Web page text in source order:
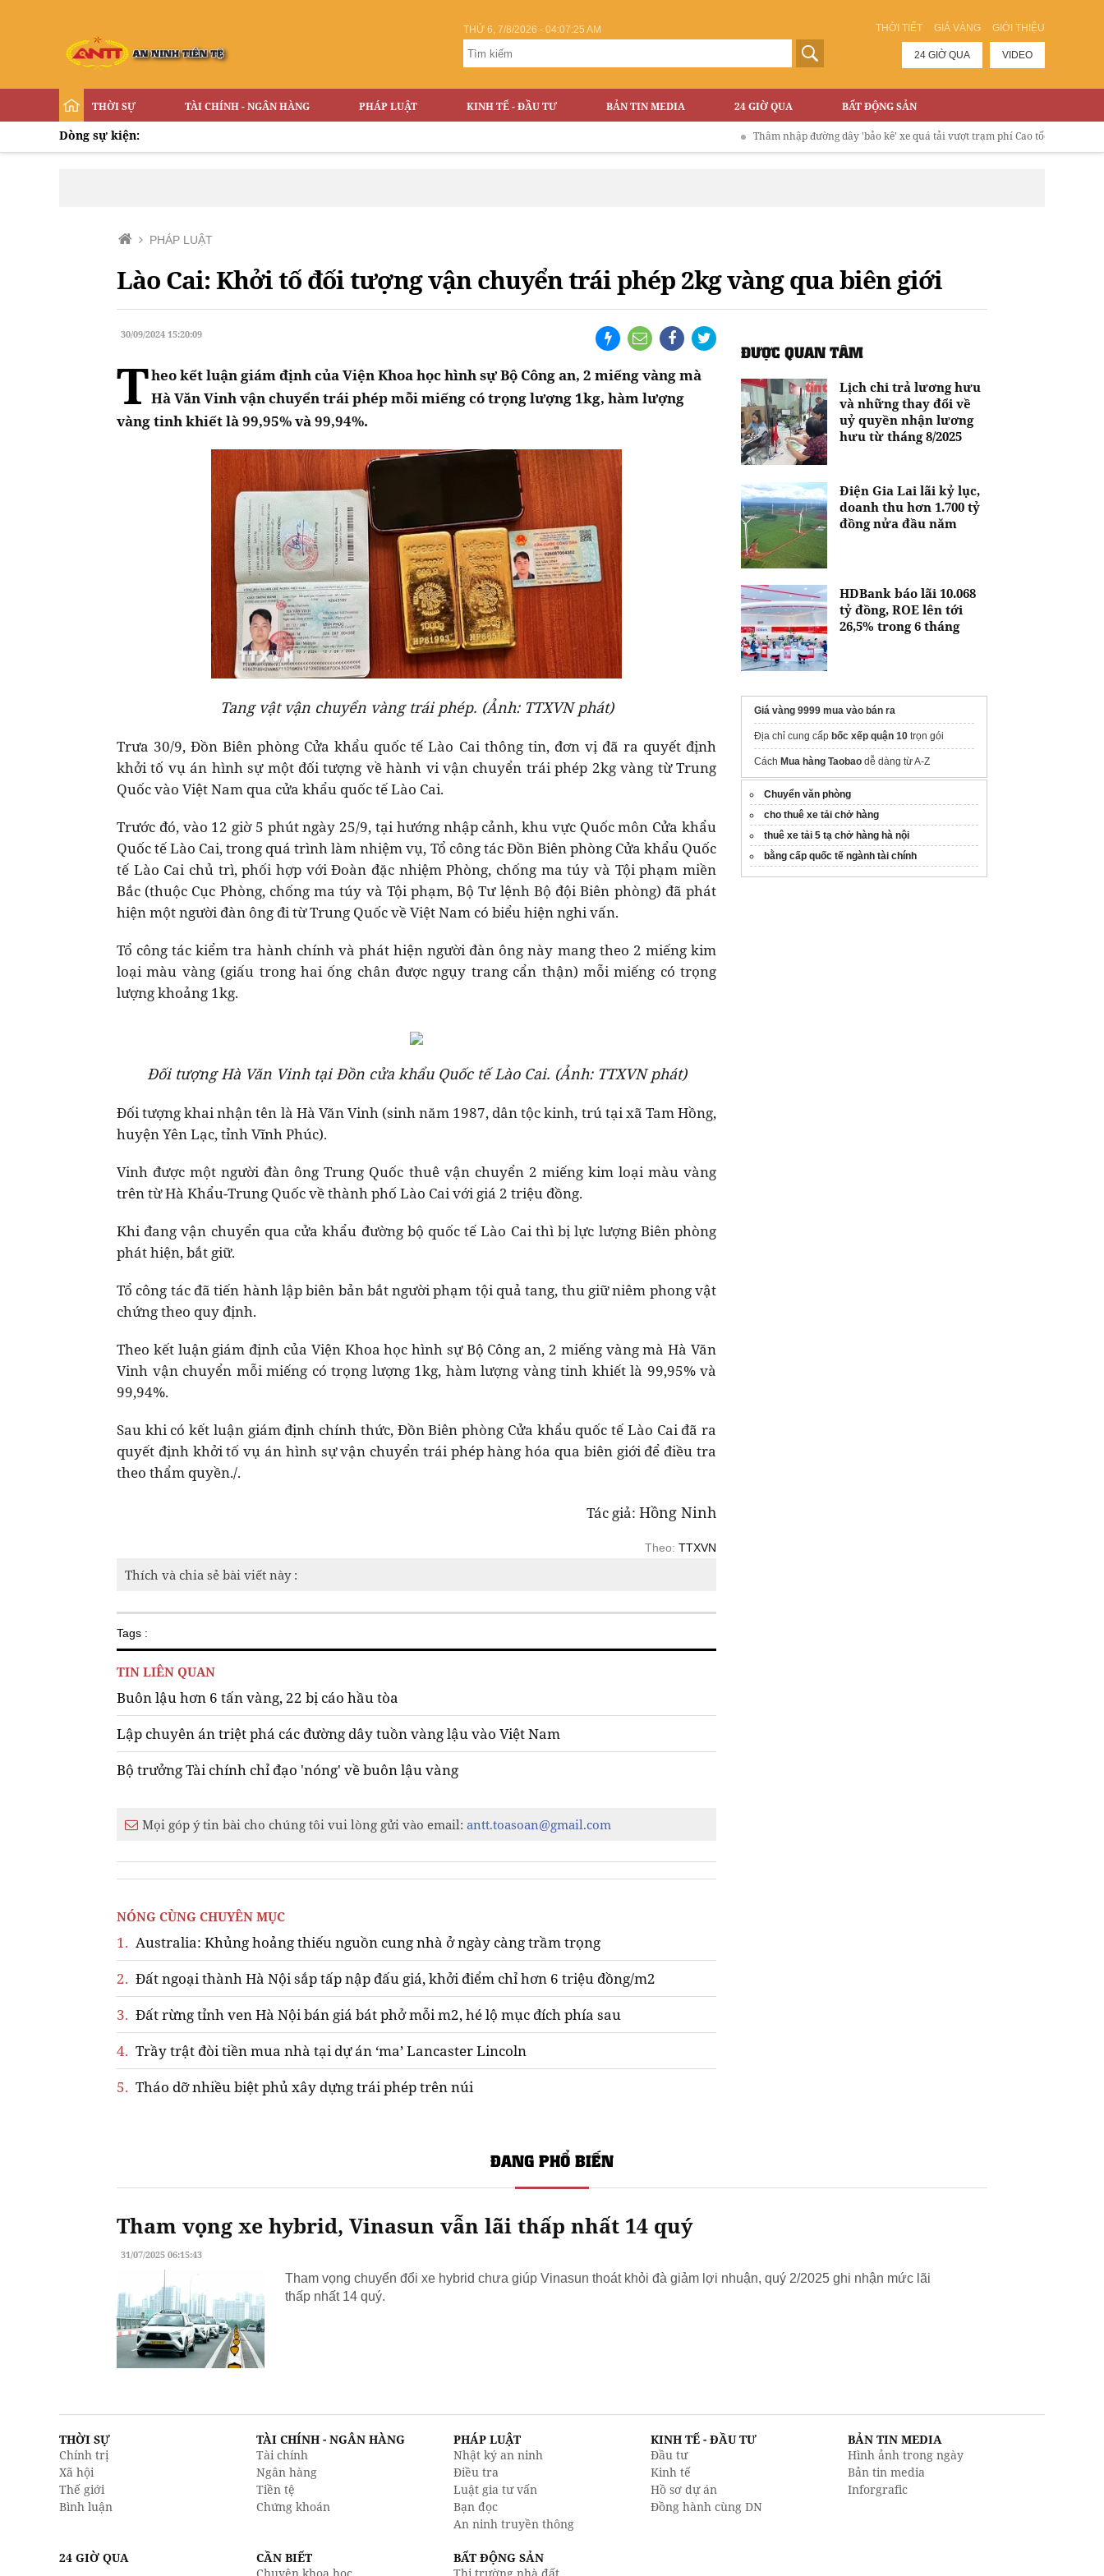
THỜI TIẾT GIÁ VÀNG GIỚI THIỆU
THỨ 6, 7/8/2026 - 04:07:26 AM
24 GIỜ QUA VIDEO
THỜI SỰ TÀI CHÍNH - NGÂN HÀNG PHÁP LUẬT KINH TẾ - ĐẦU TƯ BẢN TIN MEDIA 24 GIỜ QUA BẤT ĐỘNG SẢN
Dòng sự kiện: Thâm nhập đường dây 'bảo kê' xe quá tải vượt trạm phí Cao tốc Hà Nội - Lào Cai
PHÁP LUẬT
Lào Cai: Khởi tố đối tượng vận chuyển trái phép 2kg vàng qua biên giới
30/09/2024 15:20:09
Theo kết luận giám định của Viện Khoa học hình sự Bộ Công an, 2 miếng vàng mà
Hà Văn Vinh vận chuyển trái phép mỗi miếng có trọng lượng 1kg, hàm lượng
vàng tinh khiết là 99,95% và 99,94%.
Tang vật vận chuyển vàng trái phép. (Ảnh: TTXVN phát)
Trưa 30/9, Đồn Biên phòng Cửa khẩu quốc tế Lào Cai thông tin, đơn vị đã ra quyết định
khởi tố vụ án hình sự một đối tượng về hành vi vận chuyển trái phép 2kg vàng từ Trung
Quốc vào Việt Nam qua cửa khẩu quốc tế Lào Cai.
Trước đó, vào 12 giờ 5 phút ngày 25/9, tại hướng nhập cảnh, khu vực Quốc môn Cửa khẩu
Quốc tế Lào Cai, trong quá trình làm nhiệm vụ, Tổ công tác Đồn Biên phòng Cửa khẩu Quốc
tế Lào Cai chủ trì, phối hợp với Đoàn đặc nhiệm Phòng, chống ma túy và Tội phạm miền
Bắc (thuộc Cục Phòng, chống ma túy và Tội phạm, Bộ Tư lệnh Bộ đội Biên phòng) đã phát
hiện một người đàn ông đi từ Trung Quốc về Việt Nam có biểu hiện nghi vấn.
Tổ công tác kiểm tra hành chính và phát hiện người đàn ông này mang theo 2 miếng kim
loại màu vàng (giấu trong hai ống chân được ngụy trang cẩn thận) mỗi miếng có trọng
lượng khoảng 1kg.
Đối tượng Hà Văn Vinh tại Đồn cửa khẩu Quốc tế Lào Cai. (Ảnh: TTXVN phát)
Đối tượng khai nhận tên là Hà Văn Vinh (sinh năm 1987, dân tộc kinh, trú tại xã Tam Hồng,
huyện Yên Lạc, tỉnh Vĩnh Phúc).
Vinh được một người đàn ông Trung Quốc thuê vận chuyển 2 miếng kim loại màu vàng
trên từ Hà Khẩu-Trung Quốc về thành phố Lào Cai với giá 2 triệu đồng.
Khi đang vận chuyển qua cửa khẩu đường bộ quốc tế Lào Cai thì bị lực lượng Biên phòng
phát hiện, bắt giữ.
Tổ công tác đã tiến hành lập biên bản bắt người phạm tội quả tang, thu giữ niêm phong vật
chứng theo quy định.
Theo kết luận giám định của Viện Khoa học hình sự Bộ Công an, 2 miếng vàng mà Hà Văn
Vinh vận chuyển mỗi miếng có trọng lượng 1kg, hàm lượng vàng tinh khiết là 99,95% và
99,94%.
Sau khi có kết luận giám định chính thức, Đồn Biên phòng Cửa khẩu quốc tế Lào Cai đã ra
quyết định khởi tố vụ án hình sự vận chuyển trái phép hàng hóa qua biên giới để điều tra
theo thẩm quyền./.
Tác giả: Hồng Ninh
Theo: TTXVN
Thích và chia sẻ bài viết này :
Tags :
TIN LIÊN QUAN
Buôn lậu hơn 6 tấn vàng, 22 bị cáo hầu tòa
Lập chuyên án triệt phá các đường dây tuồn vàng lậu vào Việt Nam
Bộ trưởng Tài chính chỉ đạo 'nóng' về buôn lậu vàng
Mọi góp ý tin bài cho chúng tôi vui lòng gửi vào email: antt.toasoan@gmail.com
NÓNG CÙNG CHUYÊN MỤC
1. Australia: Khủng hoảng thiếu nguồn cung nhà ở ngày càng trầm trọng
2. Đất ngoại thành Hà Nội sắp tấp nập đấu giá, khởi điểm chỉ hơn 6 triệu đồng/m2
3. Đất rừng tỉnh ven Hà Nội bán giá bát phở mỗi m2, hé lộ mục đích phía sau
4. Trầy trật đòi tiền mua nhà tại dự án ‘ma’ Lancaster Lincoln
5. Tháo dỡ nhiều biệt phủ xây dựng trái phép trên núi
ĐƯỢC QUAN TÂM
Lịch chi trả lương hưu
và những thay đổi về
uỷ quyền nhận lương
hưu từ tháng 8/2025
Điện Gia Lai lãi kỷ lục,
doanh thu hơn 1.700 tỷ
đồng nửa đầu năm
HDBank báo lãi 10.068
tỷ đồng, ROE lên tới
26,5% trong 6 tháng
Giá vàng 9999 mua vào bán ra
Địa chỉ cung cấp bốc xếp quận 10 trọn gói
Cách Mua hàng Taobao dễ dàng từ A-Z
Chuyển văn phòng
cho thuê xe tải chở hàng
thuê xe tải 5 tạ chở hàng hà nội
bằng cấp quốc tế ngành tài chính
ĐANG PHỔ BIẾN
Tham vọng xe hybrid, Vinasun vẫn lãi thấp nhất 14 quý
31/07/2025 06:15:43
Tham vọng chuyển đổi xe hybrid chưa giúp Vinasun thoát khỏi đà giảm lợi nhuận, quý 2/2025 ghi nhận mức lãi
thấp nhất 14 quý.
THỜI SỰ
Chính trị
Xã hội
Thế giới
Bình luận
TÀI CHÍNH - NGÂN HÀNG
Tài chính
Ngân hàng
Tiền tệ
Chứng khoán
PHÁP LUẬT
Nhật ký an ninh
Điều tra
Luật gia tư vấn
Bạn đọc
An ninh truyền thông
KINH TẾ - ĐẦU TƯ
Đầu tư
Kinh tế
Hồ sơ dự án
Đồng hành cùng DN
BẢN TIN MEDIA
Hình ảnh trong ngày
Bản tin media
Inforgrafic
24 GIỜ QUA
CẦN BIẾT
BẤT ĐỘNG SẢN